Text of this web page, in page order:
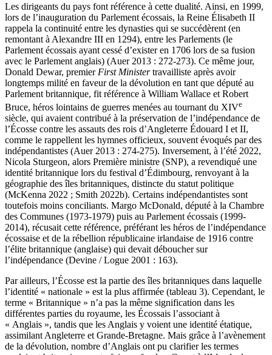
Les dirigeants du pays font référence à cette dualité. Ainsi, en 1999,
lors de l’inauguration du Parlement écossais, la Reine Élisabeth II
rappela la continuité entre les dynasties qui se succédèrent (en
remontant à Alexandre III en 1294), entre les Parlements (le
Parlement écossais ayant cessé d’exister en 1706 lors de sa fusion
avec le Parlement anglais) (Auer 2013 : 272-273). Ce même jour,
Donald Dewar, premier First Ministertravailliste après avoir
longtemps milité en faveur de la dévolution en tant que député au
Parlement britannique, fit référence à William Wallace et Robert
Bruce, héros lointains de guerres menées au tournant du XIVe
siècle, qui avaient contribué à la préservation de l’indépendance de
l’Écosse contre les assauts des rois d’Angleterre Édouard I et II,
comme le rappellent les hymnes officieux, souvent évoqués par des
indépendantistes (Auer 2013 : 274-275). Inversement, à l’été 2022,
Nicola Sturgeon, alors Première ministre (SNP), a revendiqué une
identité britannique lors du festival d’Édimbourg, renvoyant à la
géographie des îles britanniques, distincte du statut politique
(McKenna 2022 ; Smith 2022b). Certains indépendantistes sont
toutefois moins conciliants. Margo McDonald, député à la Chambre
des Communes (1973-1979) puis au Parlement écossais (1999-
2014), récusait cette référence, préférant les héros de l’indépendance
écossaise et de la rébellion républicaine irlandaise de 1916 contre
l’élite britannique (anglaise) qui devait déboucher sur
l’indépendance (Devine / Logue 2001 : 163).
Par ailleurs, l’Écosse est la partie des îles britanniques dans laquelle
l’identité « nationale » est la plus affirmée (tableau 3). Cependant, le
terme « Britannique » n’a pas la même signification dans les
différentes parties du royaume, les Écossais l’associant à
« Anglais », tandis que les Anglais y voient une identité étatique,
assimilant Angleterre et Grande-Bretagne. Mais grâce à l’avènement
de la dévolution, nombre d’Anglais ont pu clarifier les termes